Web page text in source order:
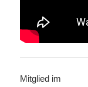
Mitglied im